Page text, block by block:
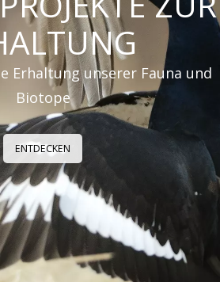
Erhaltung unserer Fauna und
Biotope
ENTDECKEN